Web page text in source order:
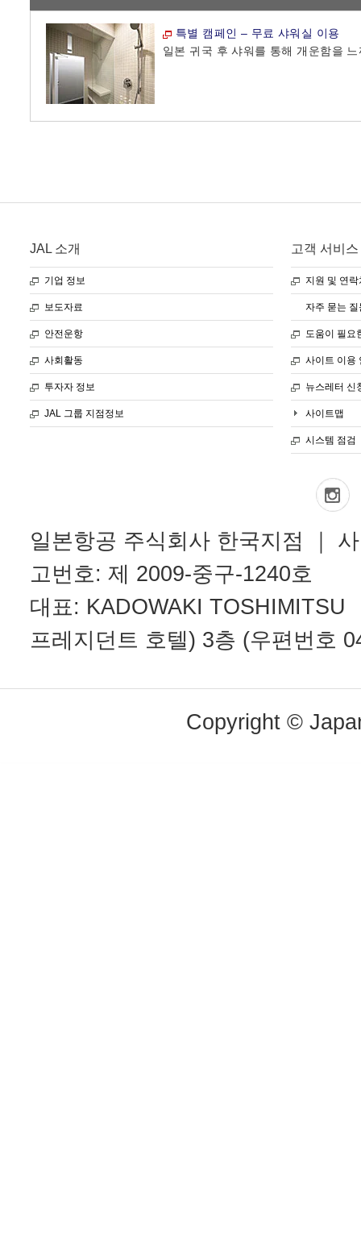
특별 캠페인 – 무료 샤워실 이용
일본 귀국 후 샤워를 통해 개운함을
JAL 소개
기업 정보
보도자료
안전운항
사회활동
투자자 정보
JAL 그룹 지점정보
고객 서비스
지원 및 연락
자주 묻는 질
도움이 필요
사이트 이용
뉴스레터 신
사이트맵
시스템 점검
일본항공 주식회사 한국지점 ｜
고번호: 제 2009-중구-1240호
대표: KADOWAKI TOSHIMITSU
프레지던트 호텔) 3층 (우편번호
Copyright ©